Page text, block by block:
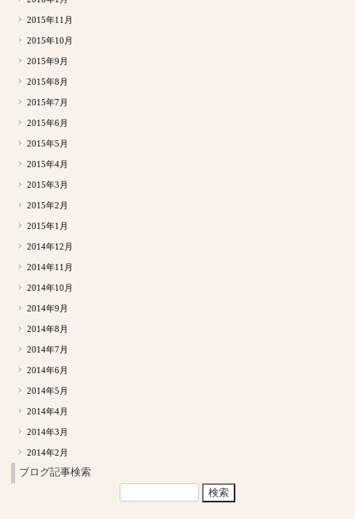
2015年11月
2015年10月
2015年9月
2015年8月
2015年7月
2015年6月
2015年5月
2015年4月
2015年3月
2015年2月
2015年1月
2014年12月
2014年11月
2014年10月
2014年9月
2014年8月
2014年7月
2014年6月
2014年5月
2014年4月
2014年3月
2014年2月
ブログ記事検索